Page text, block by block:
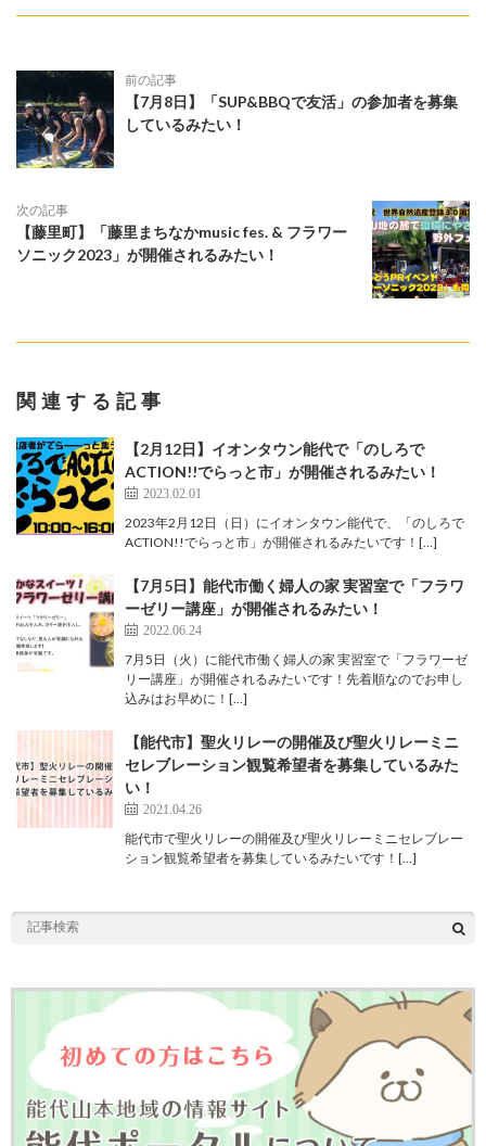
前の記事
【7月8日】「SUP&BBQで友活」の参加者を募集
しているみたい！
次の記事
【藤里町】「藤里まちなかmusic fes. & フラワー
ソニック2023」が開催されるみたい！
関連する記事
【2月12日】イオンタウン能代で「のしろで
ACTION!!でらっと市」が開催されるみたい！
2023.02.01
2023年2月12日（日）にイオンタウン能代で、「のしろで
ACTION!!でらっと市」が開催されるみたいです！[…]
【7月5日】能代市働く婦人の家 実習室で「フラワ
ーゼリー講座」が開催されるみたい！
2022.06.24
7月5日（火）に能代市働く婦人の家 実習室で「フラワーゼ
リー講座」が開催されるみたいです！先着順なのでお申し
込みはお早めに！[…]
【能代市】聖火リレーの開催及び聖火リレーミニ
セレブレーション観覧希望者を募集しているみた
い！
2021.04.26
能代市で聖火リレーの開催及び聖火リレーミニセレブレー
ション観覧希望者を募集しているみたいです！[…]